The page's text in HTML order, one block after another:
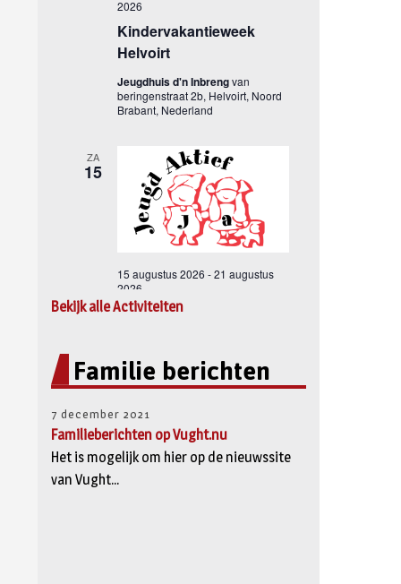
Bekijk alle Activiteiten
Familie berichten
7 december 2021
Familieberichten op Vught.nu
Het is mogelijk om hier op de nieuwssite
van Vught...